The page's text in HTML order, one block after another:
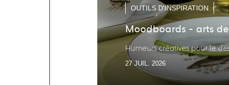
OUTILS D'INSPIRATION
Moodboards - arts
Humeurs créatives pour le
27 JUIL. 2026